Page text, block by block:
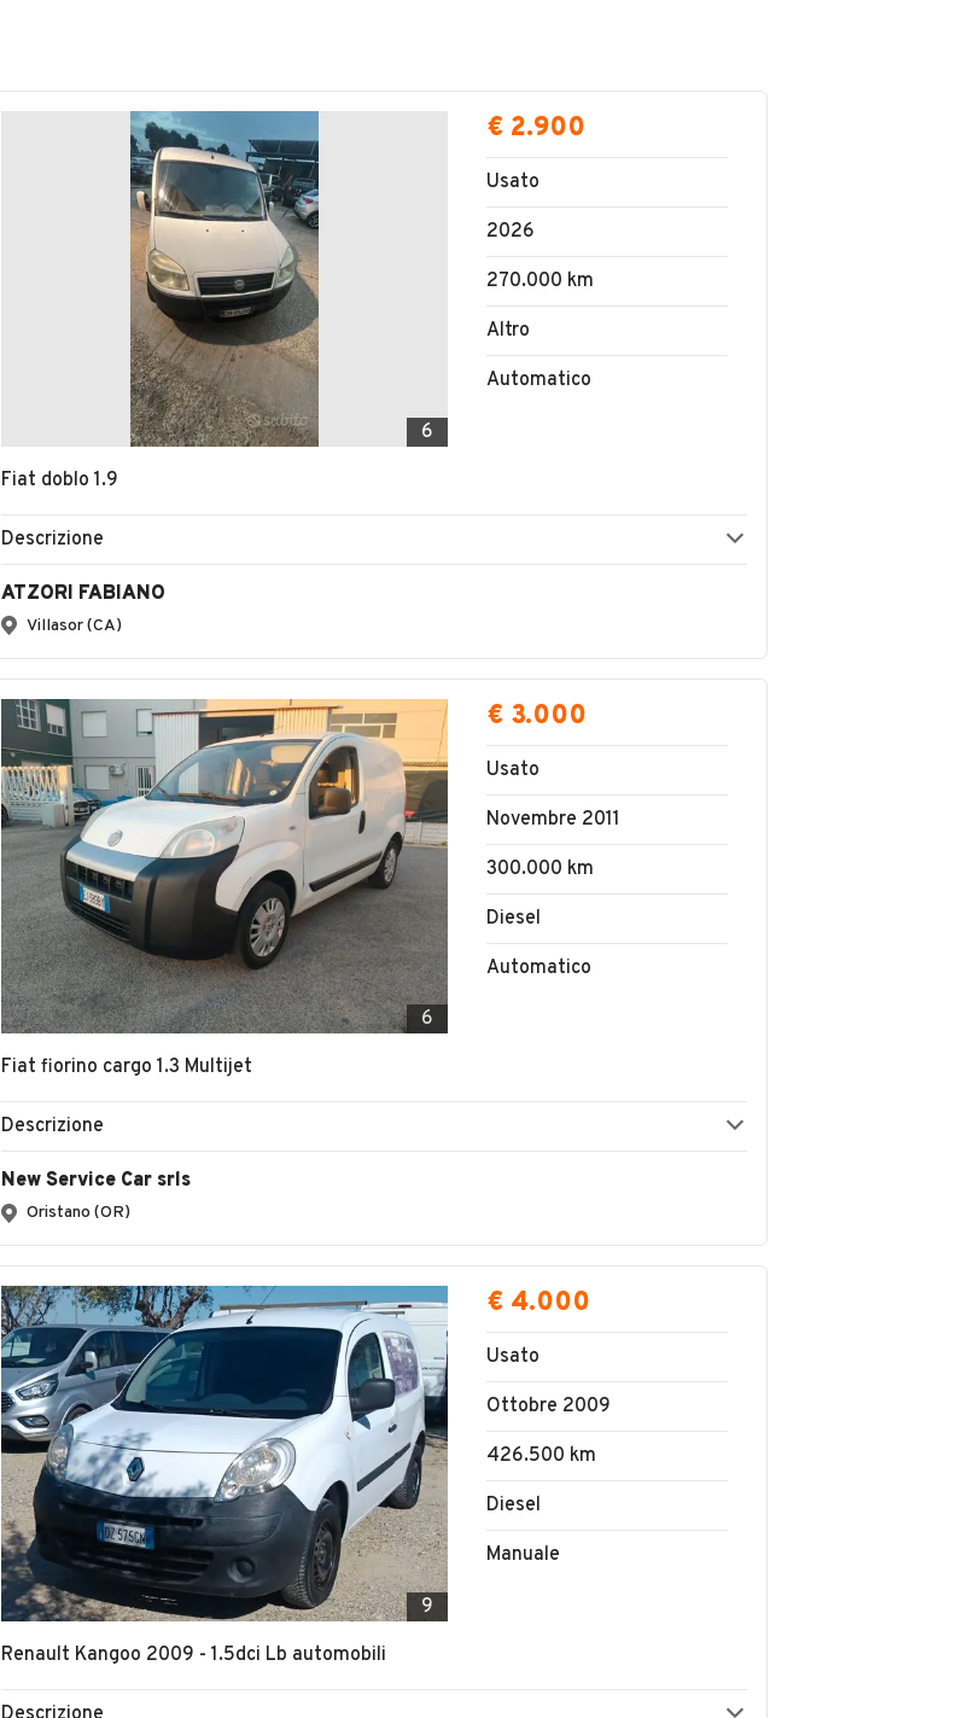
6
Fiat doblo 1.9
€ 2.900
Usato
2026
270.000 km
Altro
Automatico
Descrizione
ATZORI FABIANO
Villasor (CA)
6
Fiat fiorino cargo 1.3 Multijet
€ 3.000
Usato
Novembre 2011
300.000 km
Diesel
Automatico
Descrizione
New Service Car srls
Oristano (OR)
9
Renault Kangoo 2009 - 1.5dci Lb automobili
€ 4.000
Usato
Ottobre 2009
426.500 km
Diesel
Manuale